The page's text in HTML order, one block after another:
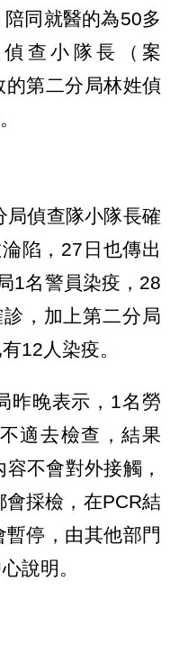
同就醫的為50多
查小隊長（案
第二分局林姓偵
局偵查隊小隊長確
陷，27日也傳出
1名警員染疫，28
，加上第二分局
12人染疫。
昨晚表示，1名勞
適去檢查，結果
不會對外接觸，
會採檢，在PCR結
停，由其他部門
說明。